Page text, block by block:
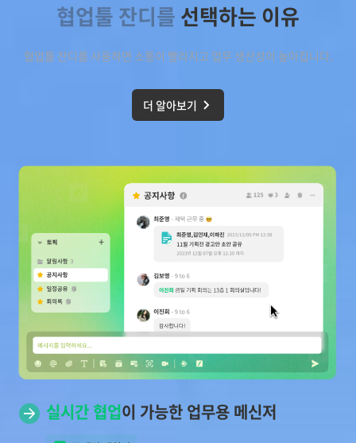
협업툴 잔디를 선택하는 이유
협업툴 잔디를 사용하면 소통이 빨라지고 업무 생산성이 높아집니다.
더 알아보기
실시간 협업이 가능한 업무용 메신저